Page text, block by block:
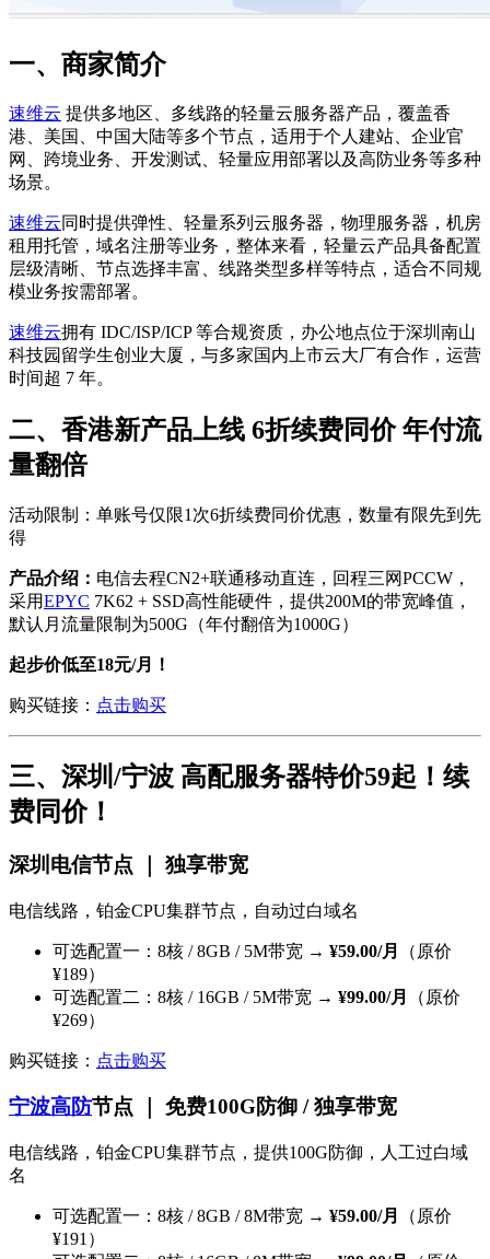
一、商家简介
速维云 提供多地区、多线路的轻量云服务器产品，覆盖香
港、美国、中国大陆等多个节点，适用于个人建站、企业官
网、跨境业务、开发测试、轻量应用部署以及高防业务等多种
场景。
速维云同时提供弹性、轻量系列云服务器，物理服务器，机房
租用托管，域名注册等业务，整体来看，轻量云产品具备配置
层级清晰、节点选择丰富、线路类型多样等特点，适合不同规
模业务按需部署。
速维云拥有 IDC/ISP/ICP 等合规资质，办公地点位于深圳南山
科技园留学生创业大厦，与多家国内上市云大厂有合作，运营
时间超 7 年。
二、香港新产品上线 6折续费同价 年付流
量翻倍
活动限制：单账号仅限1次6折续费同价优惠，数量有限先到先
得
产品介绍： 电信去程CN2+联通移动直连，回程三网PCCW，
采用EPYC 7K62 + SSD高性能硬件，提供200M的带宽峰值，
默认月流量限制为500G（年付翻倍为1000G）
起步价低至18元/月！
购买链接： 点击购买
三、深圳/宁波 高配服务器特价59起！续
费同价！
深圳电信节点 ｜ 独享带宽
电信线路，铂金CPU集群节点，自动过白域名
可选配置一：8核 / 8GB / 5M带宽 → ¥59.00/月
（原价
¥189）
可选配置二：8核 / 16GB / 5M带宽 → ¥99.00/月
（原价
¥269）
购买链接： 点击购买
宁波高防节点 ｜ 免费100G防御 / 独享带宽
电信线路，铂金CPU集群节点，提供100G防御，人工过白域
名
可选配置一：8核 / 8GB / 8M带宽 → ¥59.00/月
（原价
¥191）